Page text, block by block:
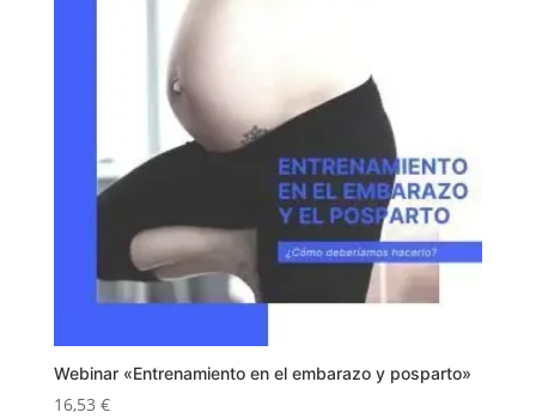
Webinar «Entrenamiento en el embarazo y posparto»
16,53 €